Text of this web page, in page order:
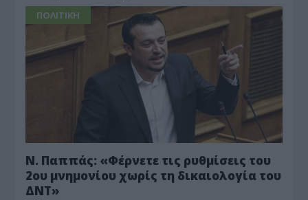
ΠΟΛΙΤΙΚΗ
Ν. Παππάς: «Φέρνετε τις ρυθμίσεις του
2ου μνημονίου χωρίς τη δικαιολογία του
ΔΝΤ»